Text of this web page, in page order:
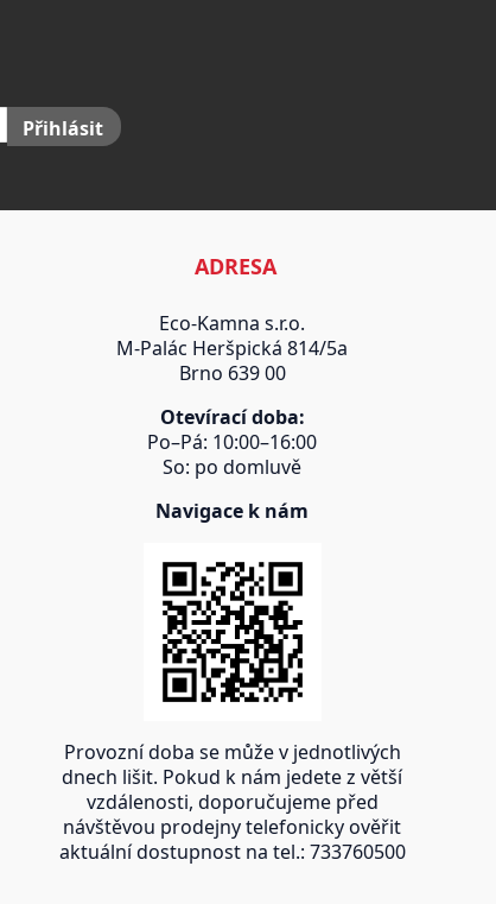
Přihlásit
ADRESA
Eco-Kamna s.r.o.
M-Palác Heršpická 814/5a
Brno 639 00
Otevírací doba:
Po–Pá: 10:00–16:00
So: po domluvě
Navigace k nám
Provozní doba se může v jednotlivých
dnech lišit. Pokud k nám jedete z větší
vzdálenosti, doporučujeme před
návštěvou prodejny telefonicky ověřit
aktuální dostupnost na tel.: 733760500